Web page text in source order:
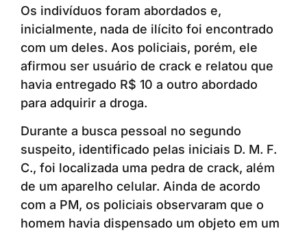
Os indivíduos foram abordados e,
inicialmente, nada de ilícito foi encontrado
com um deles. Aos policiais, porém, ele
afirmou ser usuário de crack e relatou que
havia entregado R$ 10 a outro abordado
para adquirir a droga.
Durante a busca pessoal no segundo
suspeito, identificado pelas iniciais D. M. F.
C., foi localizada uma pedra de crack, além
de um aparelho celular. Ainda de acordo
com a PM, os policiais observaram que o
homem havia dispensado um objeto em um